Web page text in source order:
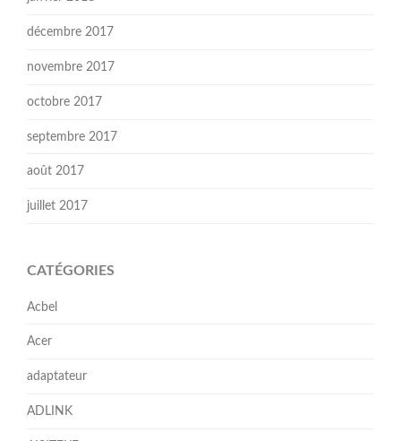
décembre 2017
novembre 2017
octobre 2017
septembre 2017
août 2017
juillet 2017
CATÉGORIES
Acbel
Acer
adaptateur
ADLINK